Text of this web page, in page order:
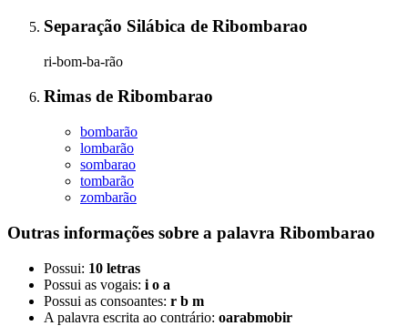
Separação Silábica de Ribombarao
ri-bom-ba-rão
Rimas de Ribombarao
bombarão
lombarão
sombarao
tombarão
zombarão
Outras informações sobre a palavra Ribombarao
Possui: 10 letras
Possui as vogais: i o a
Possui as consoantes: r b m
A palavra escrita ao contrário: oarabmobir